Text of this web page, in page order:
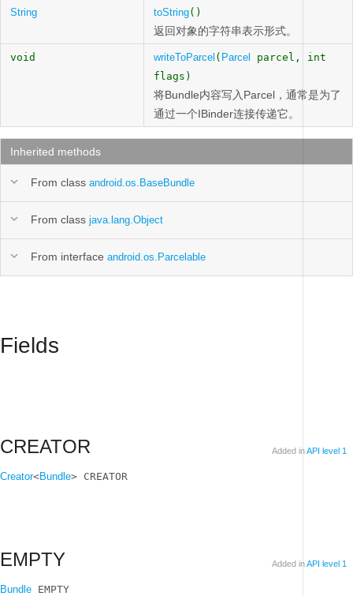
String toString()
返回对象的字符串表示形式。
void writeToParcel ( Parcel
parcel, int
flags)
将Bundle内容写入Parcel，通常是为了
通过一个IBinder连接传递它。
Inherited methods
From class android.os.BaseBundle
From class java.lang.Object
From interface android.os.Parcelable
Fields
CREATOR Added inAPI level 1
Creator<Bundle> CREATOR
EMPTY Added inAPI level 1
Bundle EMPTY